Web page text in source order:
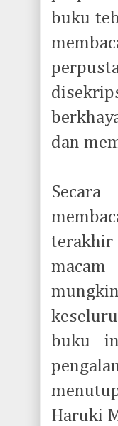
buku
dan
buku
Haruki